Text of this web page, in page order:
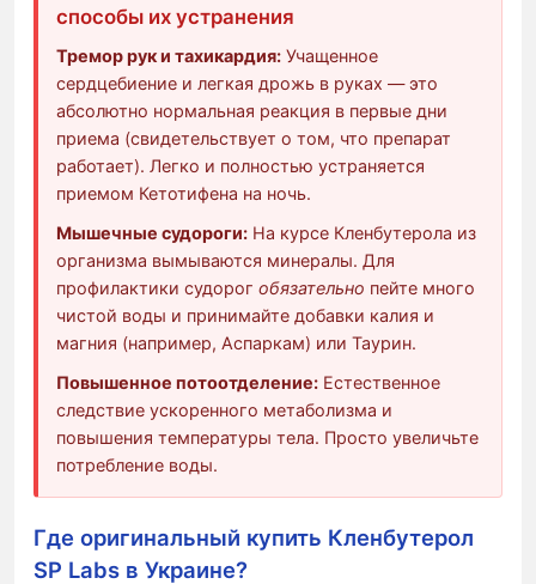
способы их устранения
Тремор рук и тахикардия: Учащенное
сердцебиение и легкая дрожь в руках — это
абсолютно нормальная реакция в первые дни
приема (свидетельствует о том, что препарат
работает). Легко и полностью устраняется
приемом Кетотифена на ночь.
Мышечные судороги: На курсе Кленбутерола из
организма вымываются минералы. Для
профилактики судорог обязательно пейте много
чистой воды и принимайте добавки калия и
магния (например, Аспаркам) или Таурин.
Повышенное потоотделение: Естественное
следствие ускоренного метаболизма и
повышения температуры тела. Просто увеличьте
потребление воды.
Где оригинальный купить Кленбутерол
SP Labs в Украине?